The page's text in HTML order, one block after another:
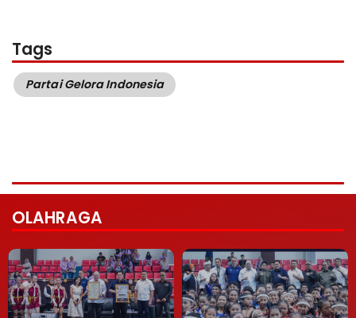
Tags
Partai Gelora Indonesia
OLAHRAGA